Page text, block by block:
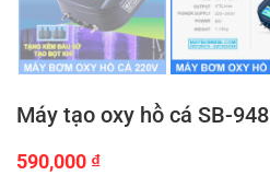
Máy tạo oxy hồ cá SB-
590,000 ₫